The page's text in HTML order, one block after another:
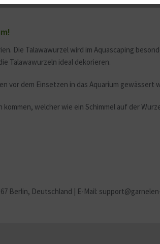
Die Talawawurzel wird im Aquascaping
Talawawurzeln ideal dekorieren.
vor dem Einsetzen in das Aquarium gewässert
welcher wie ein Schimmel auf der
Berlin, Deutschland | E-Mail: